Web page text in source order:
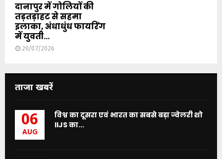
दानापुर में गोलियों की
तड़तड़ाहट से सहमा
इलाका, अंधाधुंध फायरिंग
में युवती...
20/07/2026
ताजा खबरें
06
AUG
विश्व का दूसरा एवं भारत का सबसे बड़ा ज्वेलरी शो
IIJS का...